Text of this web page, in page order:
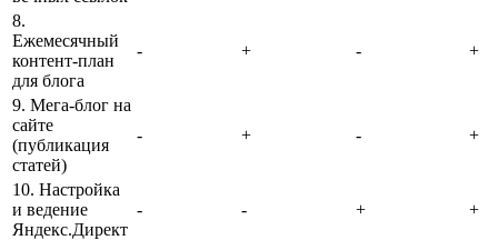
8.
Ежемесячный
контент-план
для блога
- + - +
9. Мега-блог на
сайте
(публикация
статей)
- + - +
10. Настройка
и ведение
Яндекс.Директ
- - + +